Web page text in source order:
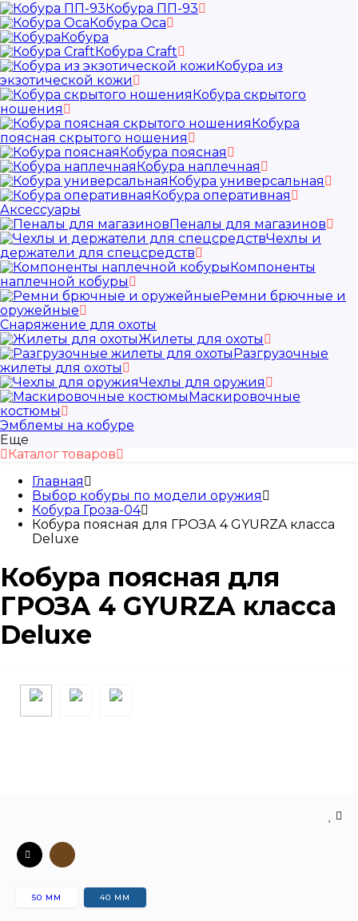
Кобура ПП-93
Кобура Оса
Кобура
Кобура Craft
Кобура из
экзотической кожи
Кобура скрытого
ношения
Кобура
поясная скрытого ношения
Кобура поясная
Кобура наплечная
Кобура универсальная
Кобура оперативная
Аксессуары
Пеналы для магазинов
Чехлы и
держатели для спецсредств
Компоненты
наплечной кобуры
Ремни брючные и
оружейные
Снаряжение для охоты
Жилеты для охоты
Разгрузочные
жилеты для охоты
Чехлы для оружия
Маскировочные
костюмы
Эмблемы на кобуре
Еще
Каталог товаров
Главная
Выбор кобуры по модели оружия
Кобура Гроза-04
Кобура поясная для ГРОЗА 4 GYURZA класса
Deluxe
Кобура поясная для
ГРОЗА 4 GYURZA класса
Deluxe
50 ММ 40 ММ